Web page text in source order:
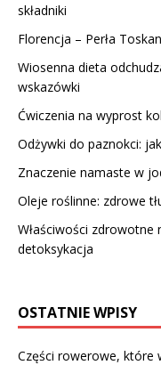
składniki
Florencja – Perła
Wiosenna dieta
wskazówki
Ćwiczenia na wyprost
Odżywki do paznokci:
Znaczenie namaste w
Oleje roślinne: zdrowe
Właściwości zdrowotne
detoksykacja
OSTATNIE WPISY
Części rowerowe, które